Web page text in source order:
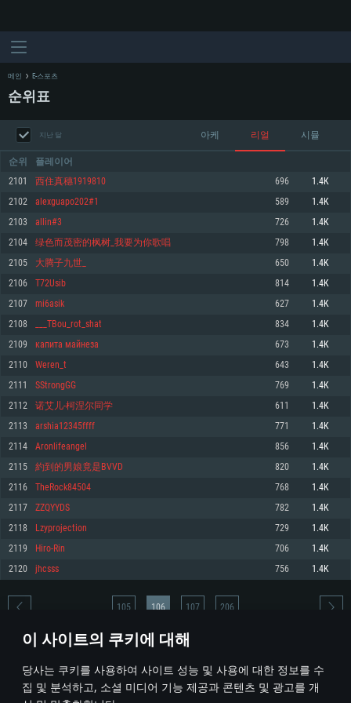
이 사이트의 쿠키에 대해
당사는 쿠키를 사용하여 사이트 성능 및 사용에 대한 정보를 수
집 및 분석하고, 소셜 미디어 기능 제공과 콘텐츠 및 광고를 개
최소사양
운영체제: Windows 10 (64 bit)
프로세서: 2.2 GHz 듀얼코어 이상
메모리: 4GB
그래픽 카드: DirectX 11 이상을 지원하는 AMD Radeon 77XX / NVIDIA
GeForce GT 660. 최소 사양 해상도: 720p
네트워크: 브로드밴드 인터넷
여유 저장 공간: 22.1 GB (최소 클라이언트)
권장 사양
570 혹은 그 이상
여유 저장 공간: 62.2 GB (전체 클라이언트)
최소사양
운영체제: Mac OS Big Sur 11.0
프로세서: 최소 2.2 GHz의 Core i5 (Intel Xeon 은 지원하지 않습니다)
메모리: 6 GB
그래픽 카드: Metal 을 지원하는 Intel Iris Pro 5200 (Mac), 혹은 이와 비슷한 성
능을 가지는 Mac 버전의 AMD/Nvidia. 최소 해상도: 720p
네트워크: 브로드밴드 인터넷
여유 저장 공간: 22.1 GB (최소 클라이언트)
권장 사양
네트워크: 브로드밴드 인터넷
여유 저장 공간: 62.2 GB (전체 클라이언트)
최소사양
운영체제: 64bit Linux 중 최신 버전
프로세서: 2.4 GHz 듀얼코어
메모리: 4 GB
그래픽 카드: Vulkan 을 지원하고, 최신 그래픽 드라이버를 지원하는 NVIDIA
660 (6개월 미만) 혹은 그와 동급의 성능을 가지며 최신 그래픽 드라이버를 지
원하는 AMD (6개월 미만; 최소사양 지원 해상도 720p)
네트워크: 브로드밴드 인터넷
여유 저장 공간: 22.1 GB (최소 클라이언트)
권장 사양
운영체제: Ubuntu 20.04 64bit
프로세서: Intel Core i7
메모리: 16 GB
그래픽 카드: Vulkan 을 지원하고, 최신 그래픽 드라이버를 지원하는 NVIDIA
1060 (6개월 미만) 혹은 그와 동급의 성능을 가지며 최신 그래픽 드라이버를
지원하는 AMD RX 570 (6개월 미만; 최소사양 지원 해상도 720p) 이상
여유 저장 공간: 62.2 GB (전체 클라이언트)
메인 E-스포츠
순위표
지난 달 아케 리얼 시뮬
순위 플레이어
2101 西住真穗1919810 696 1.4K
2102 alexguapo202#1 589 1.4K
2103 allin#3 726 1.4K
2104 绿色而茂密的枫树_我要为你歌唱 798 1.4K
2105 大腾子九世_ 650 1.4K
2106 T72Usib 814 1.4K
2107 mi6asik 627 1.4K
2108 ___TBou_rot_shat 834 1.4K
2109 капита майнеза 673 1.4K
2110 Weren_t 643 1.4K
2111 SStrongGG 769 1.4K
2112 诺艾儿-柯涅尔同学 611 1.4K
2113 arshia12345ffff 771 1.4K
2114 Aronlifeangel 856 1.4K
2115 約到的男娘竟是BVVD 820 1.4K
2116 TheRock84504 768 1.4K
2117 ZZQYYDS 782 1.4K
2118 Lzyprojection 729 1.4K
2119 Hiro-Rin 706 1.4K
2120 jhcsss 756 1.4K
* 순위표는 매일 1회 갱신됩니다
105 106 107 206